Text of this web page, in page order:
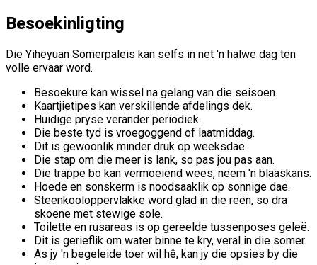
Besoekinligting
Die Yiheyuan Somerpaleis kan selfs in net 'n halwe dag ten
volle ervaar word.
Besoekure kan wissel na gelang van die seisoen.
Kaartjietipes kan verskillende afdelings dek.
Huidige pryse verander periodiek.
Die beste tyd is vroegoggend of laatmiddag.
Dit is gewoonlik minder druk op weeksdae.
Die stap om die meer is lank, so pas jou pas aan.
Die trappe bo kan vermoeiend wees, neem 'n blaaskans.
Hoede en sonskerm is noodsaaklik op sonnige dae.
Steenkooloppervlakke word glad in die reën, so dra
skoene met stewige sole.
Toilette en rusareas is op gereelde tussenposes geleë.
Dit is gerieflik om water binne te kry, veral in die somer.
As jy 'n begeleide toer wil hê, kan jy die opsies by die